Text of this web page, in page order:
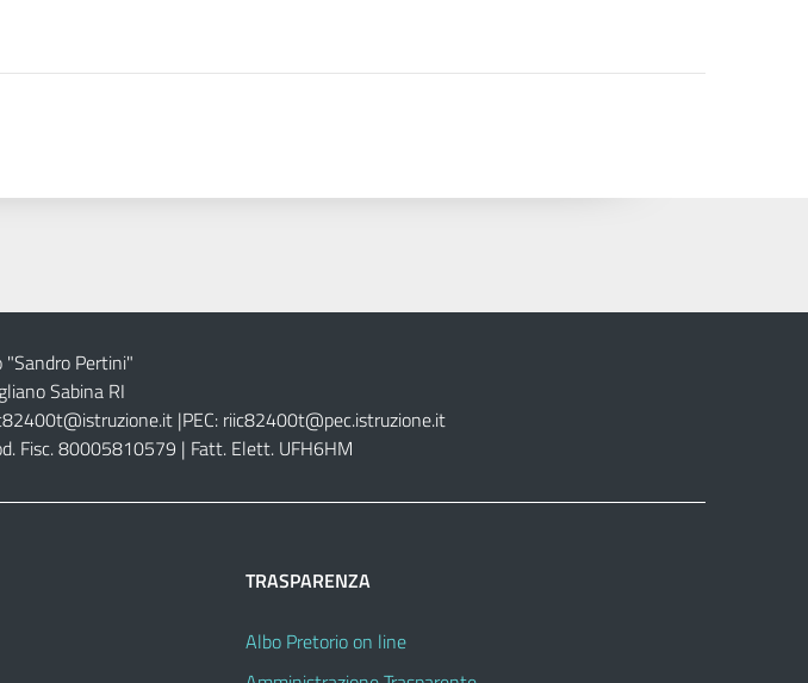
Pertini"
Sabina RI
|PEC: riic82400t@pec.istruzione.it
Fisc. 80005810579 | Fatt. Elett. UFH6HM
TRASPARENZA
Albo Pretorio on line